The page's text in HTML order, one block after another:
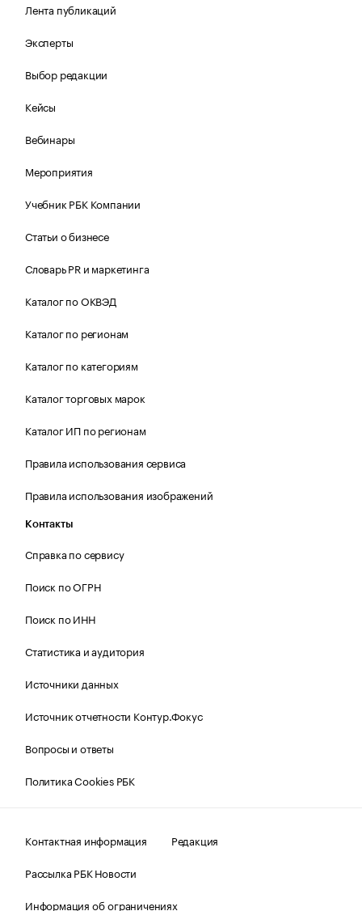
Лента публикаций
Эксперты
Выбор редакции
Кейсы
Вебинары
Мероприятия
Учебник РБК Компании
Статьи о бизнесе
Словарь PR и маркетинга
Каталог по ОКВЭД
Каталог по регионам
Каталог по категориям
Каталог торговых марок
Каталог ИП по регионам
Правила использования сервиса
Правила использования изображений
Контакты
Справка по сервису
Поиск по ОГРН
Поиск по ИНН
Статистика и аудитория
Источники данных
Источник отчетности Контур.Фокус
Вопросы и ответы
Политика Cookies РБК
Контактная информация
Редакция
Рассылка РБК Новости
Информация об ограничениях